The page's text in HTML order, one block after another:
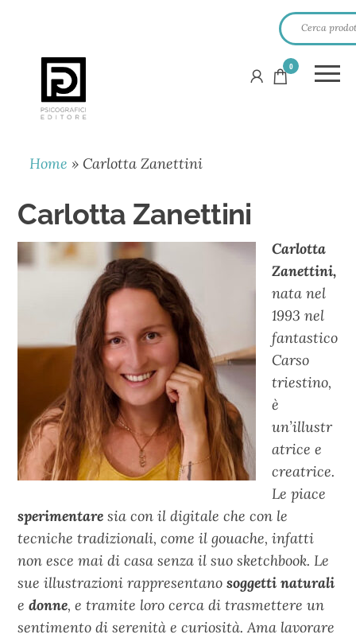
PSICOGRAFICI
EDITORE
0
Home » Carlotta Zanettini
Carlotta Zanettini
Carlotta
Zanettini,
nata nel
1993 nel
fantastico
Carso
triestino,
è
un’illustr
atrice e
creatrice.
Le piace
sperimentare sia con il digitale che con le
tecniche tradizionali, come il gouache, infatti
non esce mai di casa senza il suo sketchbook. Le
sue illustrazioni rappresentanosoggetti naturali
edonne, e tramite loro cerca di trasmettere un
sentimento di serenità e curiosità. Ama lavorare